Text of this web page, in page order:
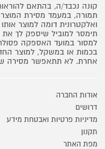
קונה נכבד/ה, בהתאם
תמורה, במעמד מסירת
ואלקטרונית דומה למוצר
תימסר למוביל שיספק לך
למסור במועד האספקה
בכמות או במשקל, למוצר
אחרת. לא תתאפשר מסירה
אודות החברה
דרושים
מדיניות פרטיות ואבטחת מידע
תקנון
מפת האתר